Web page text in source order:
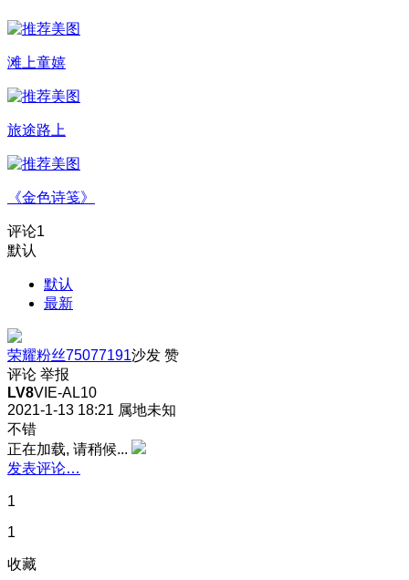
滩上童嬉
旅途路上
《金色诗笺》
评论1
默认
默认
最新
荣耀粉丝75077191沙发 赞
评论 举报
LV8VIE-AL10
2021-1-13 18:21 属地未知
不错
正在加载, 请稍候...
发表评论…
1
1
收藏